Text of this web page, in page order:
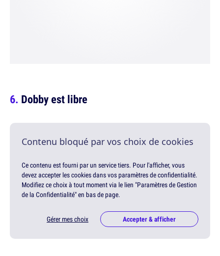
Dobby est libre
Contenu bloqué par vos choix de cookies
Ce contenu est fourni par un service tiers. Pour l'afficher, vous
devez accepter les cookies dans vos paramètres de confidentialité.
Modifiez ce choix à tout moment via le lien "Paramètres de Gestion
de la Confidentialité" en bas de page.
Gérer mes choix Accepter & afficher